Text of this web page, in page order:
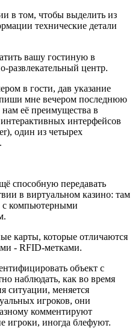
в том, чтобы выделить из
технические детали
вашу гостиную в
центр.
в гости, дав указание
мне вечером последнюю
её преимущества в
интерфейсов
один из четырех
способную передавать
в виртуальном казино: там
с компьютерными
карты, которые отличаются
- RFID-метками.
объект с
наблюдать, как во время
ситуации, меняется
игроков, они
комментируют
игроки, иногда блефуют.